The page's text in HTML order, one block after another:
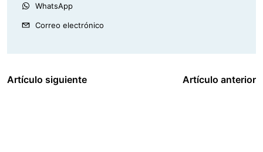
WhatsApp
Correo electrónico
Artículo siguiente Artículo anterior